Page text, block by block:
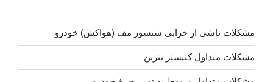
مشکلات ناشی از خرابی سنسور مف (هواکش) خودرو
مشکلات متداول کنیستر بنزین